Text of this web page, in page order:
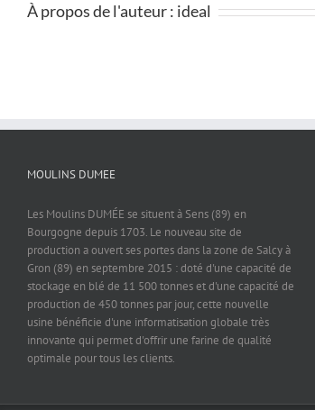
À propos de l'auteur : ideal
MOULINS DUMEE
Les Moulins DUMÉE se situent à Sens (89) en
Bourgogne depuis 1703. Le nouveau site de
production a ouvert ses portes dans la zone de Salcy à
Gron (89) en septembre 2015 : doté d'une capacité de
stockage en blé de 11 500 tonnes et d'une capacité de
production de 450 tonnes par jour, cette nouvelle
usine bénéficie d'une informatisation globale très
innovante qui permet d'offrir une farine de qualité
optimale pour tous les clients.